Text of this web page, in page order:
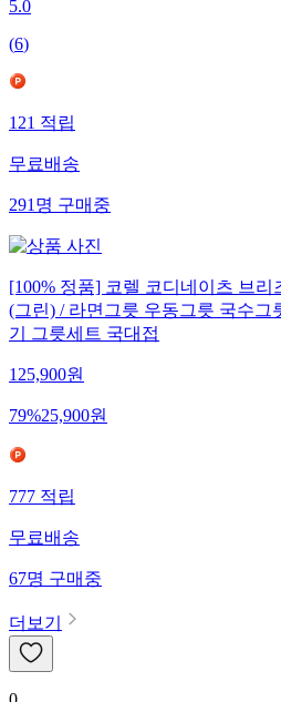
5.0
(6)
121적립
무료배송
291명구매중
[100% 정품] 코렐 코디네이츠 브리
(그린) / 라면그릇 우동그릇 국수그
기 그릇세트 국대접
125,900원
79%25,900원
777적립
무료배송
67명구매중
더보기